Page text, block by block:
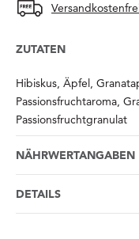
ZUTATEN
Hibiskus, Äpfel,
Passionsfruchtaroma,
Passionsfruchtgranulat
NÄHRWERTANGABEN
DETAILS